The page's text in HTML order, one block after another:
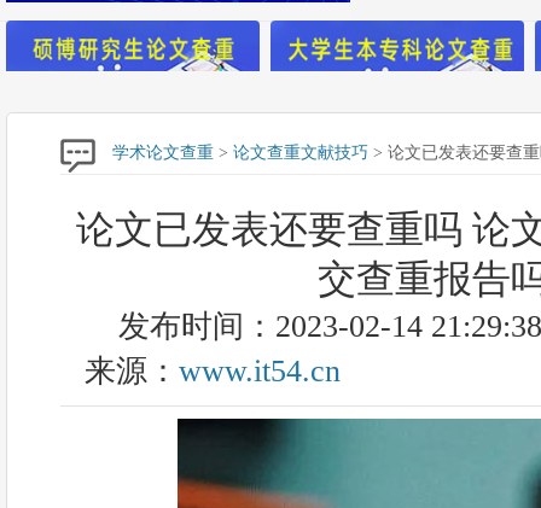
学术论文查重 > 论文查重文献技巧 > 论文已发表还要查
论文已发表还要查重吗 论
交查重报告
发布时间：2023-02-14 21:29:38
来源： www.it54.cn